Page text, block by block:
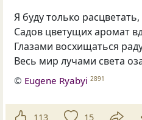
Я буду только расцветать,
Садов цветущих аромат
Глазами восхищаться
Весь мир лучами света
© Eugene Ryabyi 2891
113 15